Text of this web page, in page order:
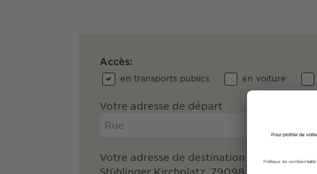
Accès:
en transports publics en voiture
Votre adresse de départ
Votre adresse de destination
Stühlinger Kirchplatz, 79098 Freiburg im